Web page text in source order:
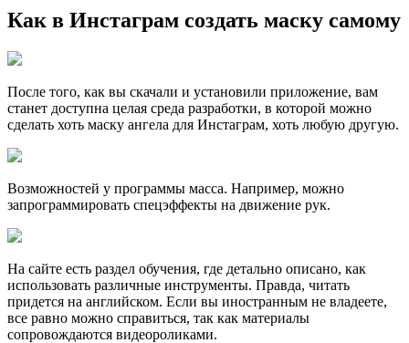
Как в Инстаграм создать маску самому
После того, как вы скачали и установили приложение, вам
станет доступна целая среда разработки, в которой можно
сделать хоть маску ангела для Инстаграм, хоть любую другую.
Возможностей у программы масса. Например, можно
запрограммировать спецэффекты на движение рук.
На сайте есть раздел обучения, где детально описано, как
использовать различные инструменты. Правда, читать
придется на английском. Если вы иностранным не владеете,
все равно можно справиться, так как материалы
сопровождаются видеороликами.